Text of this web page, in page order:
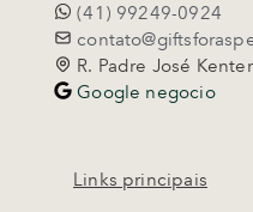
(41) 99249-0924
R. Padre José
Google negocio
Links principais